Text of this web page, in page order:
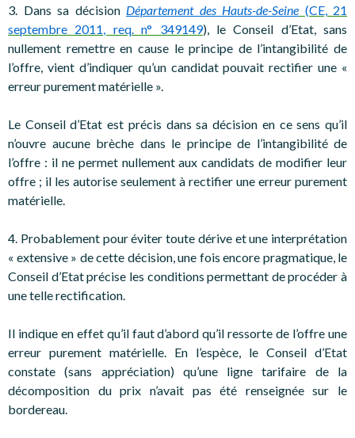
3. Dans sa décision Département des Hauts-de-Seine (CE, 21
septembre 2011, req. n° 349149), le Conseil d’Etat, sans
nullement remettre en cause le principe de l’intangibilité de
l’offre, vient d’indiquer qu’un candidat pouvait rectifier une «
erreur purement matérielle ».
Le Conseil d’Etat est précis dans sa décision en ce sens qu’il
n’ouvre aucune brèche dans le principe de l’intangibilité de
l’offre : il ne permet nullement aux candidats de modifier leur
offre ; il les autorise seulement à rectifier une erreur purement
matérielle.
4. Probablement pour éviter toute dérive et une interprétation
« extensive » de cette décision, une fois encore pragmatique, le
Conseil d’Etat précise les conditions permettant de procéder à
une telle rectification.
Il indique en effet qu’il faut d’abord qu’il ressorte de l’offre une
erreur purement matérielle. En l’espèce, le Conseil d’Etat
constate (sans appréciation) qu’une ligne tarifaire de la
décomposition du prix n’avait pas été renseignée sur le
bordereau.